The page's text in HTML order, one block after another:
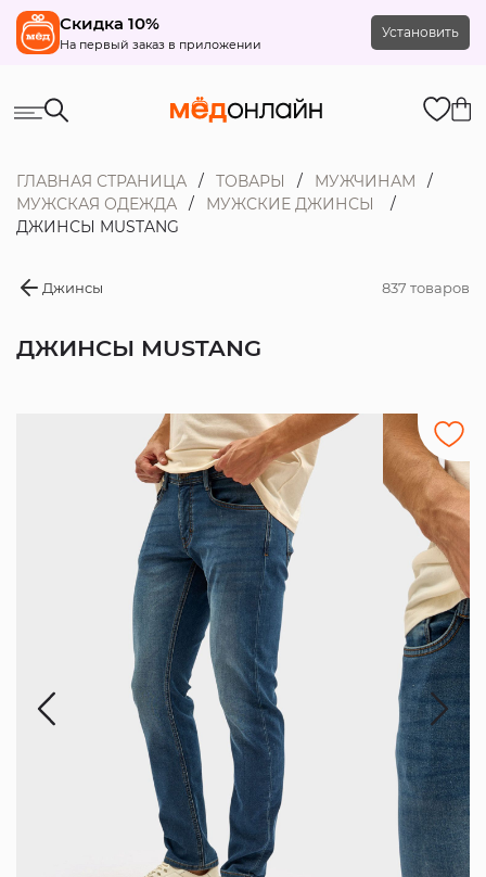
Скидка 10%
На первый заказ в приложении
Установить
ГЛАВНАЯ СТРАНИЦА ТОВАРЫ
МУЖЧИНАМ
МУЖСКАЯ ОДЕЖДА
МУЖСКИЕ ДЖИНСЫ
ДЖИНСЫ MUSTANG
Джинсы 837 товаров
ДЖИНСЫ MUSTANG